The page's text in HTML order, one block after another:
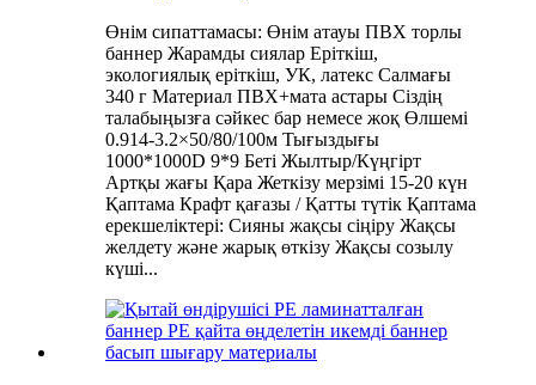
Өнім сипаттамасы: Өнім атауы ПВХ торлы
баннер Жарамды сиялар Еріткіш,
экологиялық еріткіш, УК, латекс Салмағы
340 г Материал ПВХ+мата астары Сіздің
талабыңызға сәйкес бар немесе жоқ Өлшемі
0.914-3.2×50/80/100м Тығыздығы
1000*1000D 9*9 Беті Жылтыр/Күңгірт
Артқы жағы Қара Жеткізу мерзімі 15-20 күн
Қаптама Крафт қағазы / Қатты түтік Қаптама
ерекшеліктері: Сияны жақсы сіңіру Жақсы
желдету және жарық өткізу Жақсы созылу
күші...